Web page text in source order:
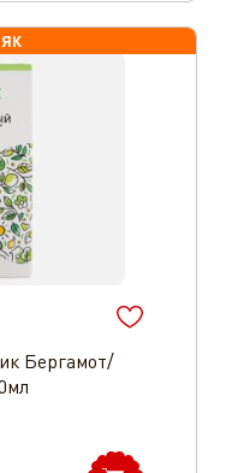
ЯК
Бергамот/